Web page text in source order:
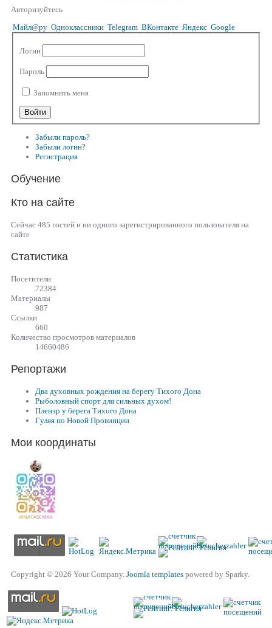
Авторизуйтесь
Майл@ру Одноклассники Telegram ВКонтакте Яндекс Google
Логин
Пароль
Запомнить меня
Забыли пароль?
Забыли логин?
Регистрация
Обучение
Кто на сайте
Сейчас 485 гостей и ни одного зарегистрированного пользователя на
сайте
Статистика
Посетители
72384
Материалы
987
Cсылки
660
Количество просмотров материалов
14660486
Репортажи
Два духовных рождения на берегу Тихого Дона
Рыболовный спорт для сильных духом!
Пленэр у берега Тихого Дона
Гуляя по Новой Провинции
Мои координаты
Copyright © 2026 Your Company. Joomla templates powered by Sparky.